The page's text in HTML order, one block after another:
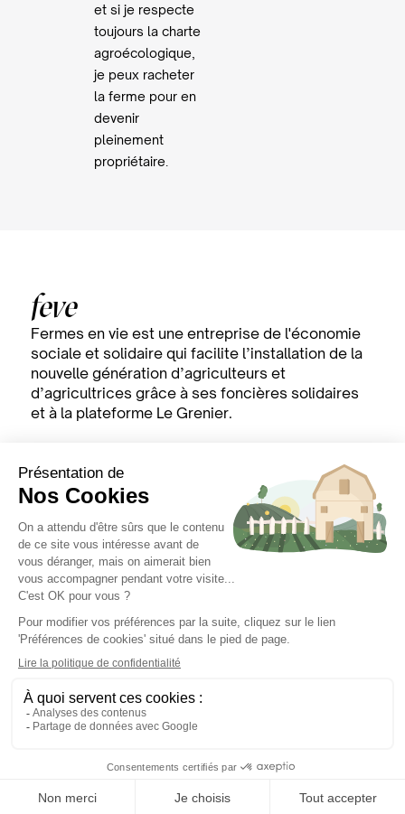
et si je respecte
toujours la charte
agroécologique,
je peux racheter
la ferme pour en
devenir
pleinement
propriétaire.
feve
Fermes en vie est une entreprise de l'économie
sociale et solidaire qui facilite l’installation de la
nouvelle génération d’agriculteurs et
d’agricultrices grâce à ses foncières solidaires
et à la plateforme Le Grenier.
Découvre le
site de FEVE
S'installer en
agriculture
Transmettre sa
ferme
?
?
Session
d'information
Découvrir les
Liens utiles
Mentions légales
Politique de
confidentialité
Fait avec ❤️ par FEVE © 2025 FEVE - Tous droits